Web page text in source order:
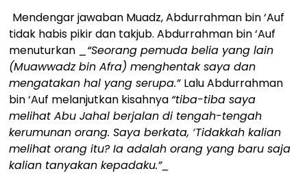
Mendengar jawaban Muadz, Abdurrahman bin ‘Auf
tidak habis pikir dan takjub. Abdurrahman bin ‘Auf
menuturkan _ “Seorang pemuda belia yang lain
(Muawwadz bin Afra) menghentak saya dan
mengatakan hal yang serupa.” Lalu Abdurrahman
bin ‘Auf melanjutkan kisahnya “tiba-tiba saya
melihat Abu Jahal berjalan di tengah-tengah
kerumunan orang. Saya berkata, ‘Tidakkah kalian
melihat orang itu? Ia adalah orang yang baru saja
kalian tanyakan kepadaku.”_